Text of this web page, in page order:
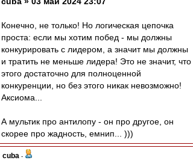
Конечно, не только! Но логическая цепочка
проста: если мы хотим побед - мы должны
конкурировать с лидером, а значит мы должны
и тратить не меньше лидера! Это не значит, что
этого достаточно для полноценной
конкуренции, но без этого никак невозможно!
Аксиома...
А мультик про антилопу - он про другое, он
скорее про жадность, емнип... )))
cuba -